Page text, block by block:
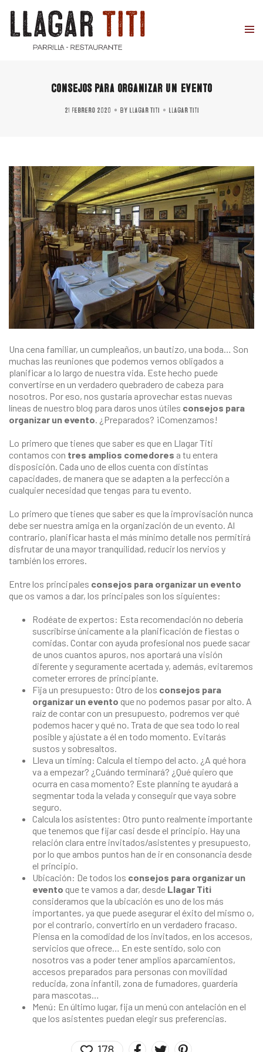
Consejos para organizar un evento
21 febrero 2020 By Llagar Titi Llagar Titi
Una cena familiar, un cumpleaños, un bautizo, una boda… Son
muchas las reuniones que podemos vernos obligados a
planificar a lo largo de nuestra vida. Este hecho puede
convertirse en un verdadero quebradero de cabeza para
nosotros. Por eso, nos gustaría aprovechar estas nuevas
líneas de nuestro blog para daros unos útiles consejos para
organizar un evento. ¿Preparados? ¡Comenzamos!
Lo primero que tienes que saber es que en Llagar Titi
contamos con tres amplios comedores a tu entera
disposición. Cada uno de ellos cuenta con distintas
capacidades, de manera que se adapten a la perfección a
cualquier necesidad que tengas para tu evento.
Lo primero que tienes que saber es que la improvisación nunca
debe ser nuestra amiga en la organización de un evento. Al
contrario, planificar hasta el más mínimo detalle nos permitirá
disfrutar de una mayor tranquilidad, reducir los nervios y
también los errores.
Entre los principales consejos para organizar un evento
que os vamos a dar, los principales son los siguientes:
Rodéate de expertos: Esta recomendación no debería
suscribirse únicamente a la planificación de fiestas o
comidas. Contar con ayuda profesional nos puede sacar
de unos cuantos apuros, nos aportará una visión
diferente y seguramente acertada y, además, evitaremos
cometer errores de principiante.
Fija un presupuesto: Otro de los consejos para
organizar un evento que no podemos pasar por alto. A
raíz de contar con un presupuesto, podremos ver qué
podemos hacer y qué no. Trata de que sea todo lo real
posible y ajústate a él en todo momento. Evitarás
sustos y sobresaltos.
Lleva un timing: Calcula el tiempo del acto. ¿A qué hora
va a empezar? ¿Cuándo terminará? ¿Qué quiero que
ocurra en casa momento? Este planning te ayudará a
segmentar toda la velada y conseguir que vaya sobre
seguro.
Calcula los asistentes: Otro punto realmente importante
que tenemos que fijar casi desde el principio. Hay una
relación clara entre invitados/asistentes y presupuesto,
por lo que ambos puntos han de ir en consonancia desde
el principio.
Ubicación: De todos los consejos para organizar un
evento que te vamos a dar, desde Llagar Titi
consideramos que la ubicación es uno de los más
importantes, ya que puede asegurar el éxito del mismo o,
por el contrario, convertirlo en un verdadero fracaso.
Piensa en la comodidad de los invitados, en los accesos,
servicios que ofrece… En este sentido, solo con
nosotros vas a poder tener amplios aparcamientos,
accesos preparados para personas con movilidad
reducida, zona infantil, zona de fumadores, guardería
para mascotas…
Menú: En último lugar, fija un menú con antelación en el
que los asistentes puedan elegir sus preferencias.